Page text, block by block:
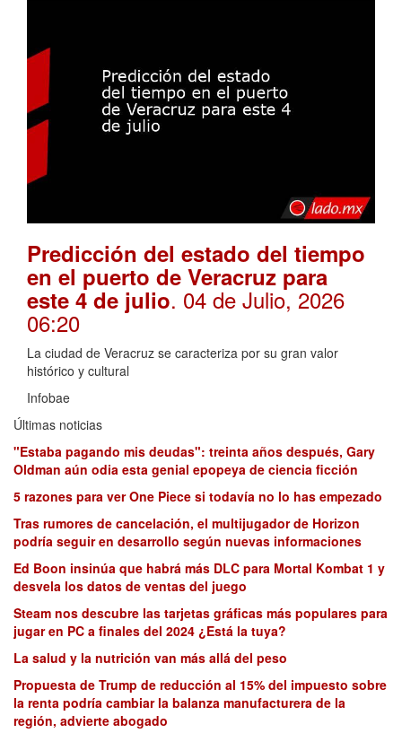
Predicción del estado del tiempo
en el puerto de Veracruz para
este 4 de julio. 04 de Julio, 2026
06:20
La ciudad de Veracruz se caracteriza por su gran valor
histórico y cultural
Infobae
Últimas noticias
"Estaba pagando mis deudas": treinta años después, Gary
Oldman aún odia esta genial epopeya de ciencia ficción
5 razones para ver One Piece si todavía no lo has empezado
Tras rumores de cancelación, el multijugador de Horizon
podría seguir en desarrollo según nuevas informaciones
Ed Boon insinúa que habrá más DLC para Mortal Kombat 1 y
desvela los datos de ventas del juego
Steam nos descubre las tarjetas gráficas más populares para
jugar en PC a finales del 2024 ¿Está la tuya?
La salud y la nutrición van más allá del peso
Propuesta de Trump de reducción al 15% del impuesto sobre
la renta podría cambiar la balanza manufacturera de la
región, advierte abogado